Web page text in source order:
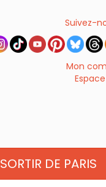
Suivez-
Mon
SORTIR DE PARIS